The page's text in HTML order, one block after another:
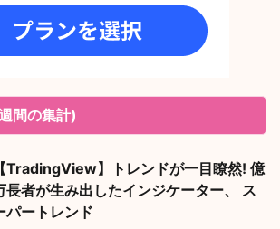
間の集計)
【TradingView】トレンドが一目瞭然! 億
長者が生み出したインジケーター、 ス
パートレンド